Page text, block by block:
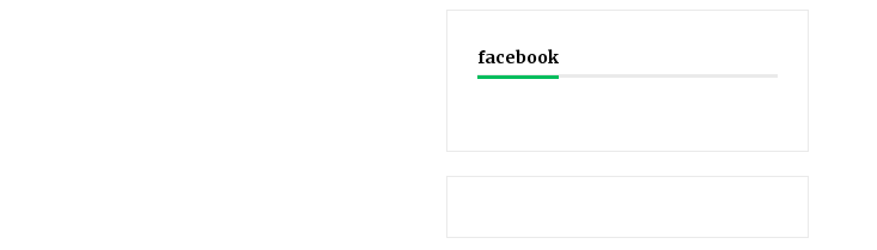
facebook